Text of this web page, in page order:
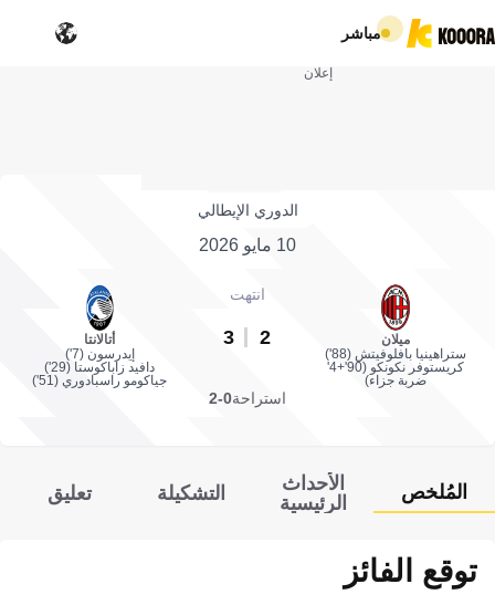
مباشر
إعلان
الدوري الإيطالي
10 مايو 2026
ميلان
ستراهينيا بافلوفيتش (88')
كريستوفر نكونكو (90'+4'
ضربة جزاء)
انتهت
2
3
أتالانتا
إيدرسون (7')
دافيد زاباكوستا (29')
جياكومو راسبادوري (51')
استراحة0-2
المُلخص
الأحداث
الرئيسية
التشكيلة تعليق
توقع الفائز